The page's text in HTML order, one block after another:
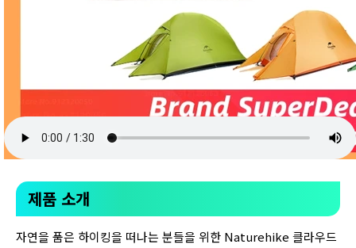
제품 소개
자연을 품은 하이킹을 떠나는 분들을 위한 Naturehike 클라우드